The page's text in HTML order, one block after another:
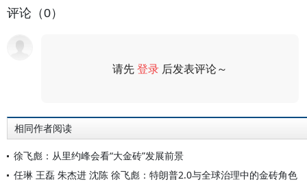
评论（0）
请先登录 后发表评论～
相同作者阅读
徐飞彪：从里约峰会看“大金砖”发展前景
任琳 王磊 朱杰进 沈陈 徐飞彪：特朗普2.0与全球治理中的金砖角色